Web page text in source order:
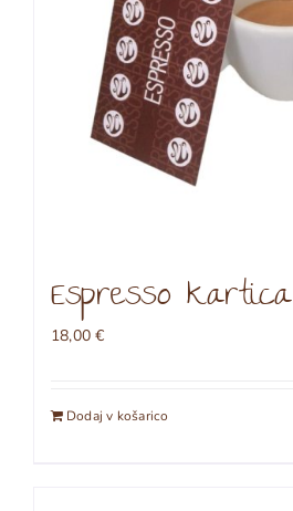
Espresso kartica
18,00€
Dodaj v košarico